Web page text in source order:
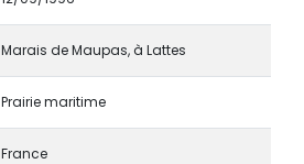
Marais de Maupas, à Lattes
Prairie maritime
France